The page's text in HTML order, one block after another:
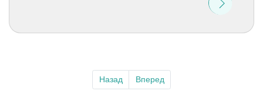
Назад Вперед